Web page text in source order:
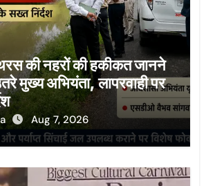
की नहरों की हकीकत जानने
मुख्य अभियंता, लापरवाही पर
Aug 7, 2026